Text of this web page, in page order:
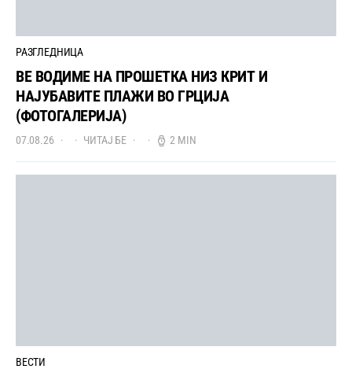
РАЗГЛЕДНИЦА
ВЕ ВОДИМЕ НА ПРОШЕТКА НИЗ КРИТ И
НАЈУБАВИТЕ ПЛАЖИ ВО ГРЦИЈА
(ФОТОГАЛЕРИЈА)
07.08.26 ЧИТАЈ БЕ 2 MIN
ВЕСТИ